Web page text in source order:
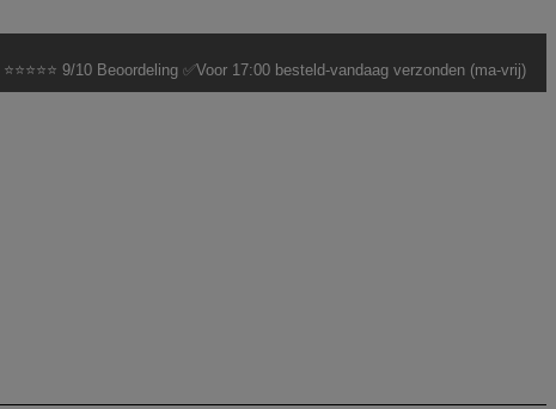
⭐⭐⭐⭐⭐ 9/10 Beoordeling ✅Voor 17:00 besteld-vandaag verzonden (ma-vrij)